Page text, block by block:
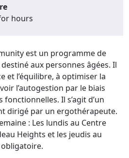
hours
est un programme de
aux personnes âgées. Il
et l’équilibre, à optimiser la
l’autogestion par le biais
fonctionnelles. Il s’agit d’un
dirigé par un ergothérapeute.
: Les lundis au Centre
Heights et les jeudis au
obligatoire.